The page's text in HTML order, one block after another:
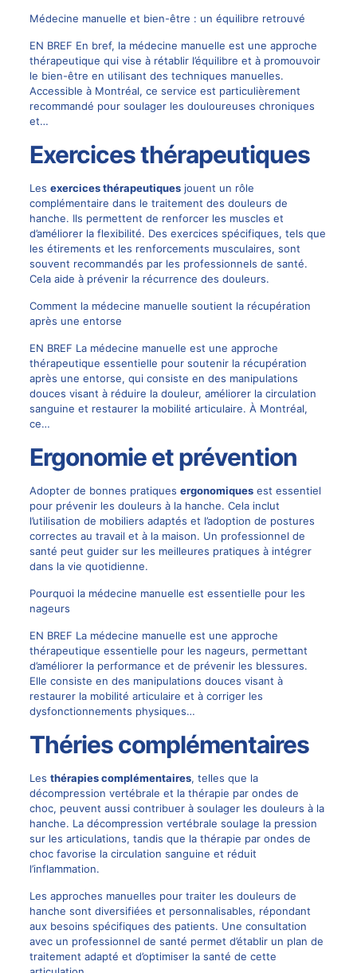
Médecine manuelle et bien-être : un équilibre retrouvé
EN BREF En bref, la médecine manuelle est une approche
thérapeutique qui vise à rétablir l’équilibre et à promouvoir
le bien-être en utilisant des techniques manuelles.
Accessible à Montréal, ce service est particulièrement
recommandé pour soulager les douloureuses chroniques
et…
Exercices thérapeutiques
Les exercices thérapeutiquesjouent un rôle
complémentaire dans le traitement des douleurs de
hanche. Ils permettent de renforcer les muscles et
d’améliorer la flexibilité. Des exercices spécifiques, tels que
les étirements et les renforcements musculaires, sont
souvent recommandés par les professionnels de santé.
Cela aide à prévenir la récurrence des douleurs.
Comment la médecine manuelle soutient la récupération
après une entorse
EN BREF La médecine manuelle est une approche
thérapeutique essentielle pour soutenir la récupération
après une entorse, qui consiste en des manipulations
douces visant à réduire la douleur, améliorer la circulation
sanguine et restaurer la mobilité articulaire. À Montréal,
ce…
Ergonomie et prévention
Adopter de bonnes pratiques ergonomiquesest essentiel
pour prévenir les douleurs à la hanche. Cela inclut
l’utilisation de mobiliers adaptés et l’adoption de postures
correctes au travail et à la maison. Un professionnel de
santé peut guider sur les meilleures pratiques à intégrer
dans la vie quotidienne.
Pourquoi la médecine manuelle est essentielle pour les
nageurs
EN BREF La médecine manuelle est une approche
thérapeutique essentielle pour les nageurs, permettant
d’améliorer la performance et de prévenir les blessures.
Elle consiste en des manipulations douces visant à
restaurer la mobilité articulaire et à corriger les
dysfonctionnements physiques…
Théries complémentaires
Les thérapies complémentaires, telles que la
décompression vertébrale et la thérapie par ondes de
choc, peuvent aussi contribuer à soulager les douleurs à la
hanche. La décompression vertébrale soulage la pression
sur les articulations, tandis que la thérapie par ondes de
choc favorise la circulation sanguine et réduit
l’inflammation.
Les approches manuelles pour traiter les douleurs de
hanche sont diversifiées et personnalisables, répondant
aux besoins spécifiques des patients. Une consultation
avec un professionnel de santé permet d’établir un plan de
traitement adapté et d’optimiser la santé de cette